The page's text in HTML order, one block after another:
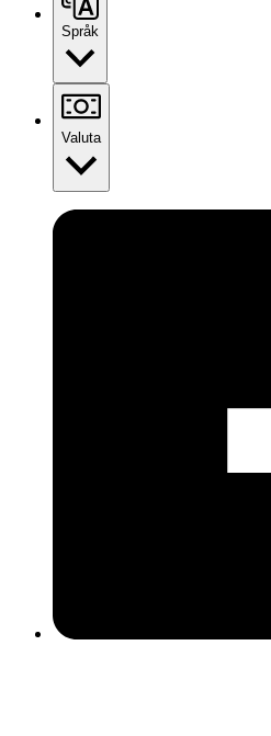
Språk
Valuta